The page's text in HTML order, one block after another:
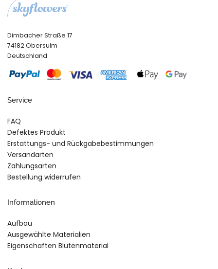
Dimbacher Straße 17
74182 Obersulm
Deutschland
Service
FAQ
Defektes Produkt
Erstattungs- und Rückgabebestimmungen
Versandarten
Zahlungsarten
Bestellung widerrufen
Informationen
Aufbau
Ausgewählte Materialien
Eigenschaften Blütenmaterial